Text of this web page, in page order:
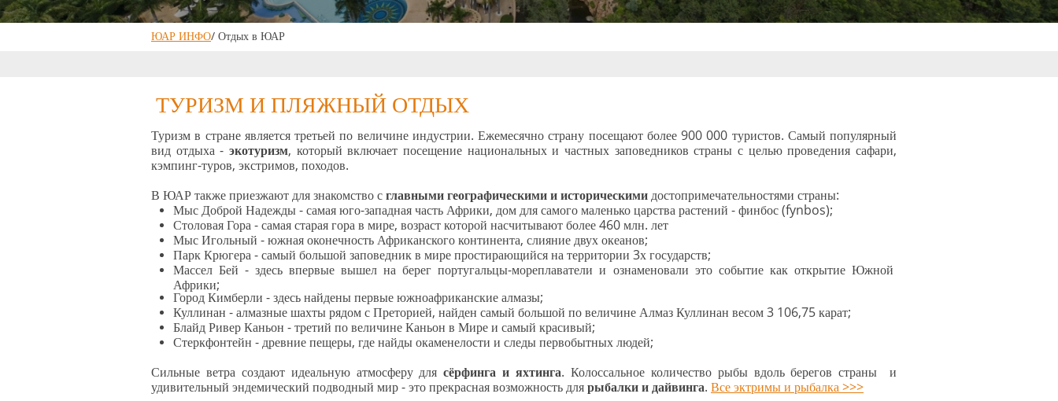
ЮАР ИНФО/ Отдых в ЮАР
Туризм в стране является третьей по величине индустрии. Ежемесячно страну посещают более 900 000 туристов. Самый популярный
вид отдыха - экотуризм, который включает посещение национальных и частных заповедников страны с целью проведения сафари,
кэмпинг-туров, экстримов, походов.
В ЮАР также приезжают для знакомство сглавными географическими и историческимидостопримечательностями страны:
Мыс Доброй Надежды - самая юго-западная часть Африки, дом для самого маленько царства растений - финбос (fynbos);
Столовая Гора - самая старая гора в мире, возраст которой насчитывают более 460 млн. лет
Мыс Игольный - южная оконечность Африканского континента, слияние двух океанов;
Парк Крюгера - самый большой заповедник в мире простирающийся на территории 3х государств;
Массел Бей - здесь впервые вышел на берег португальцы-мореплаватели и ознаменовали это событие как открытие Южной
Африки;
Город Кимберли - здесь найдены первые южноафриканские алмазы;
Куллинан - алмазные шахты рядом с Преторией, найден самый большой по величине Алмаз Куллинан весом 3 106,75 карат;
Блайд Ривер Каньон - третий по величине Каньон в Мире и самый красивый;
Стеркфонтейн - древние пещеры, где найды окаменелости и следы первобытных людей;
Сильные ветра создают идеальную атмосферу длясёрфинга и яхтинга. Колоссальное количество рыбы вдоль берегов страны и
удивительный эндемический подводный мир - это прекрасная возможность длярыбалки и дайвинга. Все эктримы и рыбалка >>>
ТУРИЗМ И ПЛЯЖНЫЙ ОТДЫХ